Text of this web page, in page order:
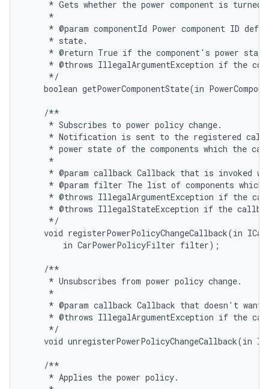
* Gets whether the power component is turned
     *
* @param componentId Power component ID
     * state.
* @return True if the component's power
* @throws IllegalArgumentException if the
     */
boolean getPowerComponentState(in
    /**
     * Subscribes to power policy change.
* Notification is sent to the registered
* power state of the components which the
     *
* @param callback Callback that is invoked
* @param filter The list of components which
* @throws IllegalArgumentException if the
* @throws IllegalStateException if the
     */
void registerPowerPolicyChangeCallback(in
        in CarPowerPolicyFilter filter);
    /**
     * Unsubscribes from power policy change.
     *
* @param callback Callback that doesn't want
* @throws IllegalArgumentException if the
     */
void unregisterPowerPolicyChangeCallback(in
    /**
     * Applies the power policy.